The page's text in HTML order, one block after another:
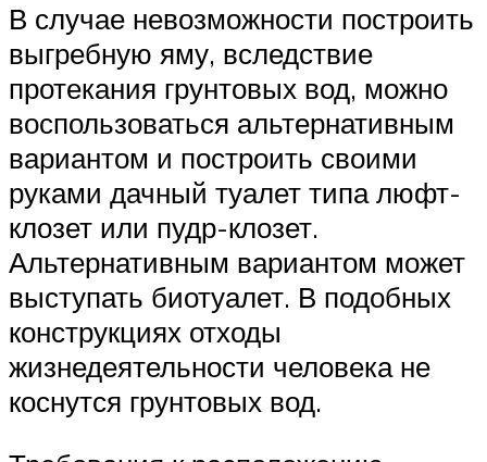
В случае невозможности построить
выгребную яму, вследствие
протекания грунтовых вод, можно
воспользоваться альтернативным
вариантом и построить своими
руками дачный туалет типа люфт-
клозет или пудр-клозет.
Альтернативным вариантом может
выступать биотуалет. В подобных
конструкциях отходы
жизнедеятельности человека не
коснутся грунтовых вод.